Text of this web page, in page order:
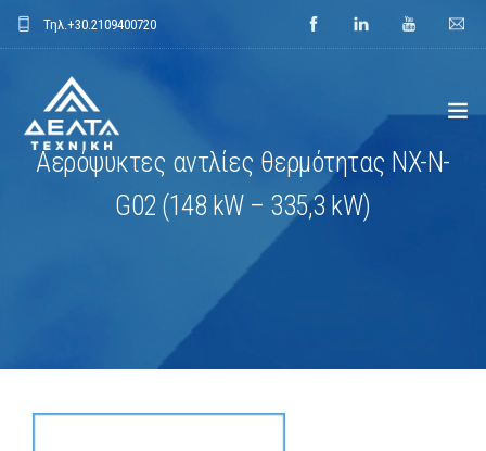
Τηλ.+30.2109400720
ΠΡΟΙΟΝΤΑ
Αερόψυκτες αντλίες θερμότητας NX-N-
G02 (148 kW – 335,3 kW)